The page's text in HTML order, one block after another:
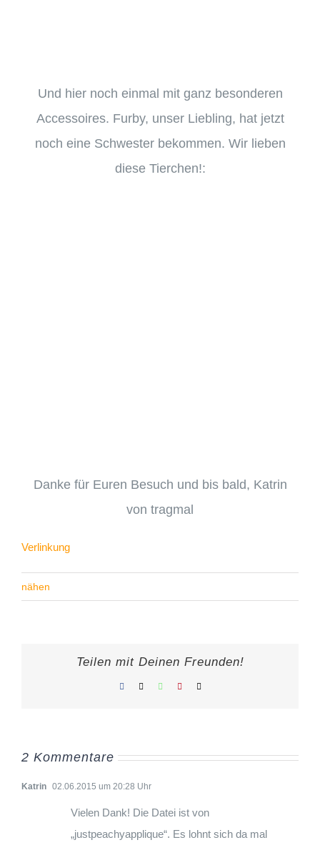
Und hier noch einmal mit ganz besonderen
Accessoires. Furby, unser Liebling, hat jetzt
noch eine Schwester bekommen. Wir lieben
diese Tierchen!:
Danke für Euren Besuch und bis bald, Katrin
von tragmal
Verlinkung
nähen
Teilen mit Deinen Freunden!
Facebook
X WhatsApp
Pinterest
E-
2 Kommentare
Katrin 02.06.2015 um 20:28 Uhr
Vielen Dank! Die Datei ist von
„justpeachyapplique“. Es lohnt sich da mal